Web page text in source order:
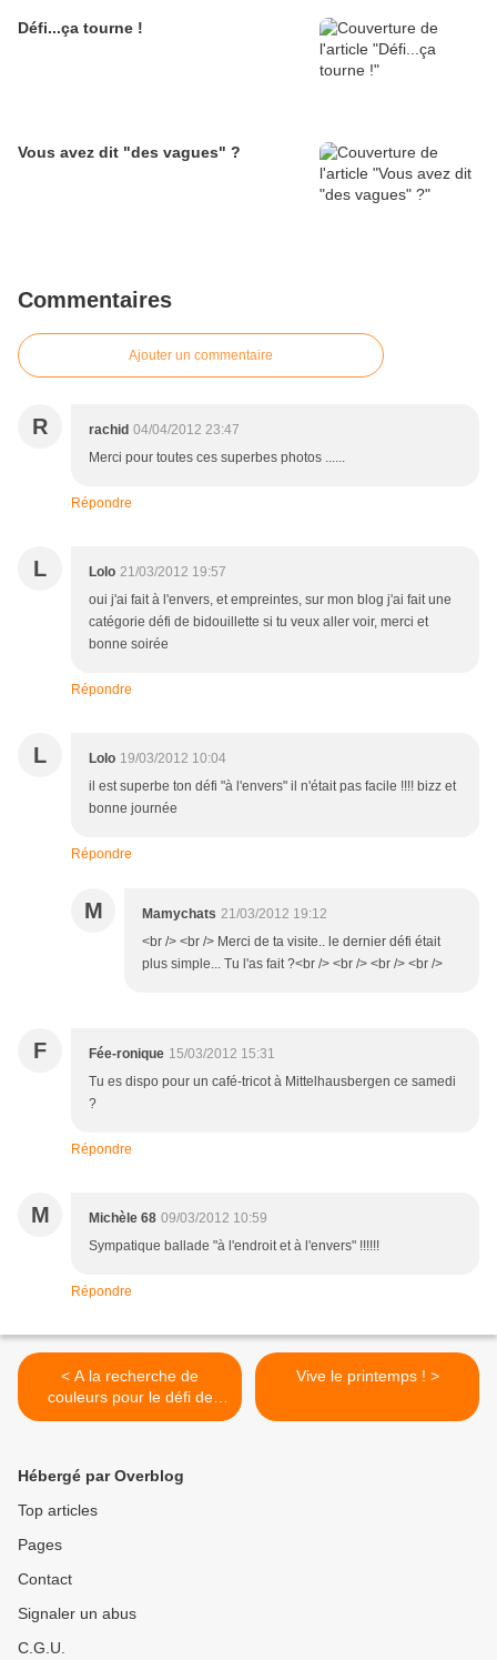
Défi...ça tourne !
Vous avez dit "des vagues" ?
Commentaires
Ajouter un commentaire
R rachid 04/04/2012 23:47
Merci pour toutes ces superbes photos ......
Répondre
L Lolo 21/03/2012 19:57
oui j'ai fait à l'envers, et empreintes, sur mon blog j'ai fait une
catégorie défi de bidouillette si tu veux aller voir, merci et
bonne soirée
Répondre
L Lolo 19/03/2012 10:04
il est superbe ton défi "à l'envers" il n'était pas facile !!!! bizz et
bonne journée
Répondre
M Mamychats 21/03/2012 19:12
<br /> <br /> Merci de ta visite.. le dernier défi était
plus simple... Tu l'as fait ?<br /> <br /> <br /> <br />
F Fée-ronique 15/03/2012 15:31
Tu es dispo pour un café-tricot à Mittelhausbergen ce samedi
?
Répondre
M Michèle 68 09/03/2012 10:59
Sympatique ballade "à l'endroit et à l'envers" !!!!!!
Répondre
< A la recherche de
couleurs pour le défi de
Bidouillette...
Vive le printemps ! >
Hébergé par Overblog
Top articles
Pages
Contact
Signaler un abus
C.G.U.